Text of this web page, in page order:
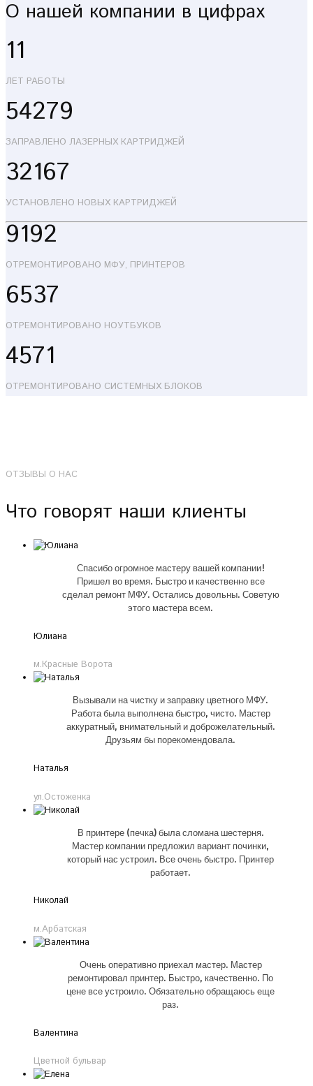
О нашей компании в цифрах
11
ЛЕТ РАБОТЫ
54279
ЗАПРАВЛЕНО ЛАЗЕРНЫХ КАРТРИДЖЕЙ
32167
УСТАНОВЛЕНО НОВЫХ КАРТРИДЖЕЙ
9192
ОТРЕМОНТИРОВАНО МФУ, ПРИНТЕРОВ
6537
ОТРЕМОНТИРОВАНО НОУТБУКОВ
4571
ОТРЕМОНТИРОВАНО СИСТЕМНЫХ БЛОКОВ
ОТЗЫВЫ О НАС
Что говорят наши клиенты
Спасибо огромное мастеру вашей компании!
Пришел во время. Быстро и качественно все
сделал ремонт МФУ. Остались довольны. Советую
этого мастера всем.
Юлиана
м.Красные Ворота
Вызывали на чистку и заправку цветного МФУ.
Работа была выполнена быстро, чисто. Мастер
аккуратный, внимательный и доброжелательный.
Друзьям бы порекомендовала.
Наталья
ул.Остоженка
В принтере (печка) была сломана шестерня.
Мастер компании предложил вариант починки,
который нас устроил. Все очень быстро. Принтер
работает.
Николай
м.Арбатская
Очень оперативно приехал мастер. Мастер
ремонтировал принтер. Быстро, качественно. По
цене все устроило. Обязательно обращаюсь еще
раз.
Валентина
Цветной бульвар